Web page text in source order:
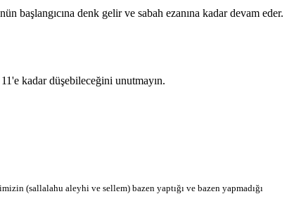
başlangıcına denk gelir ve sabah ezanına kadar devam eder.
kadar düşebileceğini unutmayın.
(sallalahu aleyhi ve sellem) bazen yaptığı ve bazen yapmadığı